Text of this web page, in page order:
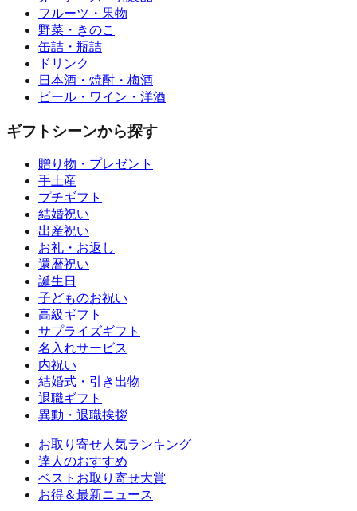
フルーツ・果物
野菜・きのこ
缶詰・瓶詰
ドリンク
日本酒・焼酎・梅酒
ビール・ワイン・洋酒
ギフトシーンから探す
贈り物・プレゼント
手土産
プチギフト
結婚祝い
出産祝い
お礼・お返し
還暦祝い
誕生日
子どものお祝い
高級ギフト
サプライズギフト
名入れサービス
内祝い
結婚式・引き出物
退職ギフト
異動・退職挨拶
お取り寄せ人気ランキング
達人のおすすめ
ベストお取り寄せ大賞
お得＆最新ニュース